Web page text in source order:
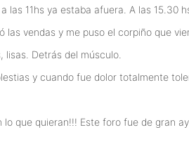
las 11hs ya estaba afuera. A las 15.30
las vendas y me puso el corpiño que
Detrás del músculo.
y cuando fue dolor totalmente
que quieran!!! Este foro fue de gran